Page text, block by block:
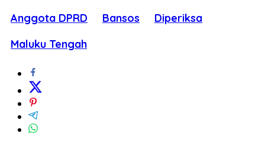
Anggota DPRD Bansos
Diperiksa
Maluku Tengah